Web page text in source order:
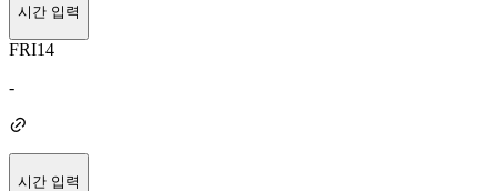
시간 입력
FRI14
-
시간 입력